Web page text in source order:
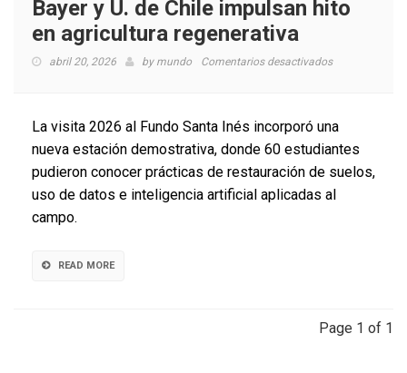
Bayer y U. de Chile impulsan hito
en agricultura regenerativa
abril 20, 2026 by mundo Comentarios desactivadosen
de
Chile
impulsan
hito
La visita 2026 al Fundo Santa Inés incorporó una
nueva estación demostrativa, donde 60 estudiantes
pudieron conocer prácticas de restauración de suelos,
uso de datos e inteligencia artificial aplicadas al
campo.
READ MORE
Page 1 of 1